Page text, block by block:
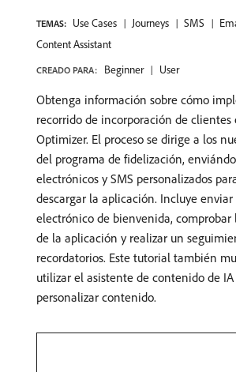
TEMAS: Use Cases Journeys SMS
Content Assistant
CREADO PARA: Beginner User
Obtenga información sobre cómo
recorrido de incorporación de clientes
Optimizer. El proceso se dirige a los
del programa de fidelización,
electrónicos y SMS personalizados
descargar la aplicación. Incluye
electrónico de bienvenida,
de la aplicación y realizar un
recordatorios. Este tutorial también
utilizar el asistente de contenido de
personalizar contenido.